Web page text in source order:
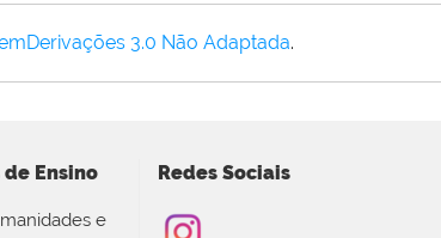
3.0 Não Adaptada.
Ensino
e
Redes Sociais